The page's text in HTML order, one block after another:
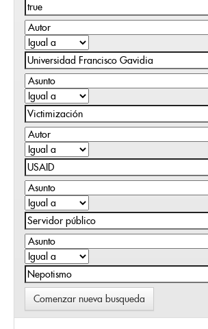
Comenzar nueva busqueda